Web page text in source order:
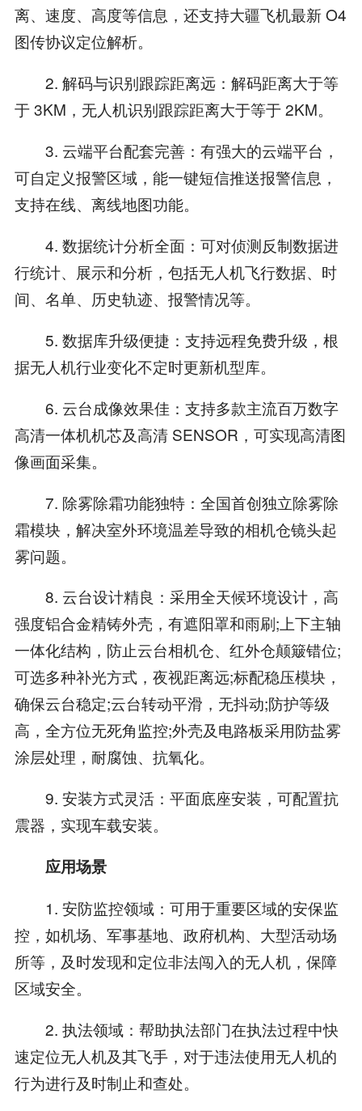
离、速度、高度等信息，还支持大疆飞机最新 O4
图传协议定位解析。
2. 解码与识别跟踪距离远：解码距离大于等
于 3KM，无人机识别跟踪距离大于等于 2KM。
3. 云端平台配套完善：有强大的云端平台，
可自定义报警区域，能一键短信推送报警信息，
支持在线、离线地图功能。
4. 数据统计分析全面：可对侦测反制数据进
行统计、展示和分析，包括无人机飞行数据、时
间、名单、历史轨迹、报警情况等。
5. 数据库升级便捷：支持远程免费升级，根
据无人机行业变化不定时更新机型库。
6. 云台成像效果佳：支持多款主流百万数字
高清一体机机芯及高清 SENSOR，可实现高清图
像画面采集。
7. 除雾除霜功能独特：全国首创独立除雾除
霜模块，解决室外环境温差导致的相机仓镜头起
雾问题。
8. 云台设计精良：采用全天候环境设计，高
强度铝合金精铸外壳，有遮阳罩和雨刷;上下主轴
一体化结构，防止云台相机仓、红外仓颠簸错位;
可选多种补光方式，夜视距离远;标配稳压模块，
确保云台稳定;云台转动平滑，无抖动;防护等级
高，全方位无死角监控;外壳及电路板采用防盐雾
涂层处理，耐腐蚀、抗氧化。
9. 安装方式灵活：平面底座安装，可配置抗
震器，实现车载安装。
应用场景
1. 安防监控领域：可用于重要区域的安保监
控，如机场、军事基地、政府机构、大型活动场
所等，及时发现和定位非法闯入的无人机，保障
区域安全。
2. 执法领域：帮助执法部门在执法过程中快
速定位无人机及其飞手，对于违法使用无人机的
行为进行及时制止和查处。